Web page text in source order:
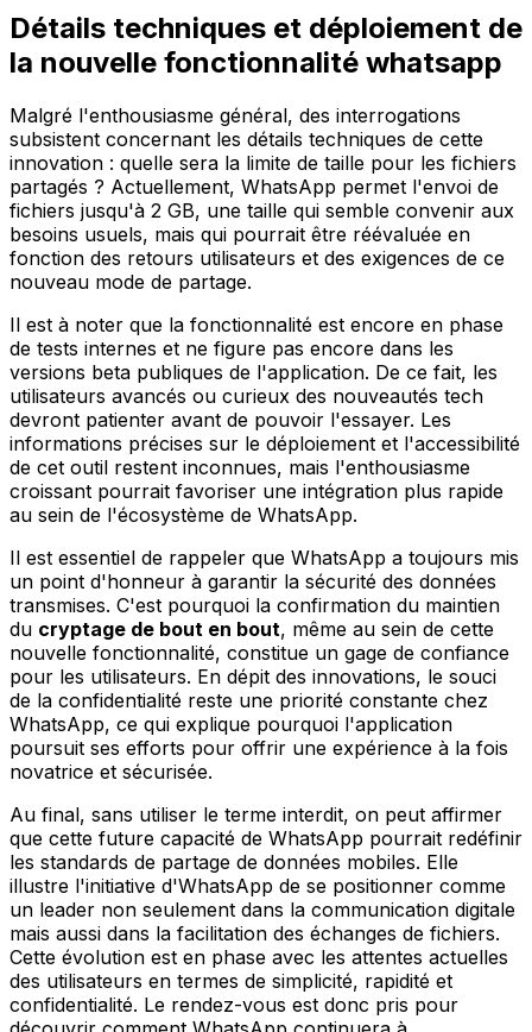
Détails techniques et déploiement de
la nouvelle fonctionnalité whatsapp
Malgré l'enthousiasme général, des interrogations
subsistent concernant les détails techniques de cette
innovation : quelle sera la limite de taille pour les fichiers
partagés ? Actuellement, WhatsApp permet l'envoi de
fichiers jusqu'à 2 GB, une taille qui semble convenir aux
besoins usuels, mais qui pourrait être réévaluée en
fonction des retours utilisateurs et des exigences de ce
nouveau mode de partage.
Il est à noter que la fonctionnalité est encore en phase
de tests internes et ne figure pas encore dans les
versions beta publiques de l'application. De ce fait, les
utilisateurs avancés ou curieux des nouveautés tech
devront patienter avant de pouvoir l'essayer. Les
informations précises sur le déploiement et l'accessibilité
de cet outil restent inconnues, mais l'enthousiasme
croissant pourrait favoriser une intégration plus rapide
au sein de l'écosystème de WhatsApp.
Il est essentiel de rappeler que WhatsApp a toujours mis
un point d'honneur à garantir la sécurité des données
transmises. C'est pourquoi la confirmation du maintien
du cryptage de bout en bout, même au sein de cette
nouvelle fonctionnalité, constitue un gage de confiance
pour les utilisateurs. En dépit des innovations, le souci
de la confidentialité reste une priorité constante chez
WhatsApp, ce qui explique pourquoi l'application
poursuit ses efforts pour offrir une expérience à la fois
novatrice et sécurisée.
Au final, sans utiliser le terme interdit, on peut affirmer
que cette future capacité de WhatsApp pourrait redéfinir
les standards de partage de données mobiles. Elle
illustre l'initiative d'WhatsApp de se positionner comme
un leader non seulement dans la communication digitale
mais aussi dans la facilitation des échanges de fichiers.
Cette évolution est en phase avec les attentes actuelles
des utilisateurs en termes de simplicité, rapidité et
confidentialité. Le rendez-vous est donc pris pour